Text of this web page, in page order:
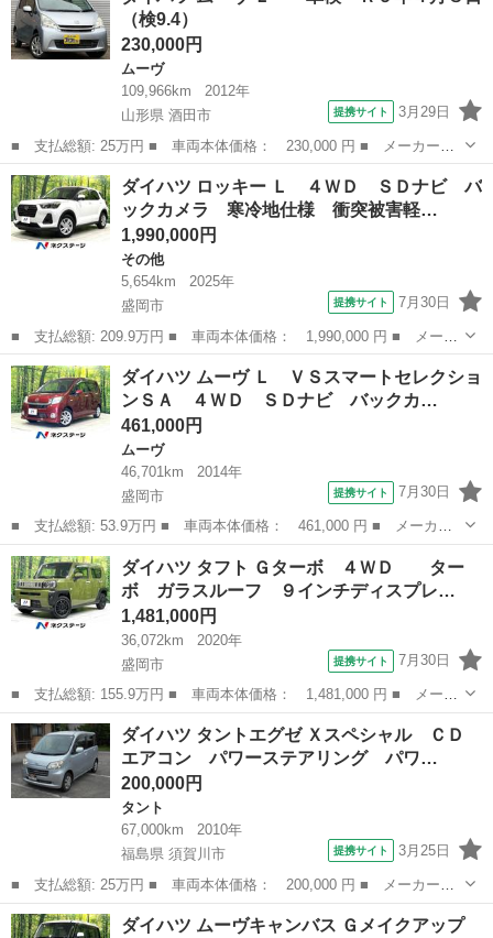
衝突回避支...
（検9.4）
230,000円
ムーヴ
109,966km
2012年
山形県 酒田市
提携サイト 3月29日
■ 支払総額: 25万円 ■ 車両本体価格： 230,000 円 ■ メーカー
名： ダイハツ ■ 車種名： ムーヴ ■ グレード名： Ｌ ＊車
検 Ｒ９年４月８日 ■ 排気量： 660cc ■ ドア枚数： 5D ■ ミッ
ショ...
山形 酒田市 ムーヴ
ダイハツ ロッキー Ｌ ４ＷＤ ＳＤナビ バ
ックカメラ 寒冷地仕様 衝突被害軽…
1,990,000円
その他
5,654km
2025年
盛岡市
提携サイト 7月30日
■ 支払総額: 209.9万円 ■ 車両本体価格： 1,990,000 円 ■ メーカ
ー名： ダイハツ ■ 車種名： ロッキー ■ グレード名： Ｌ ４
ＷＤ ＳＤナビ バックカメラ 寒冷地仕様 衝突被害軽減システ
ム 禁煙車...
岩手 盛岡市 その他
ダイハツ ムーヴ Ｌ ＶＳスマートセレクショ
ンＳＡ ４ＷＤ ＳＤナビ バックカ…
461,000円
ムーヴ
46,701km
2014年
盛岡市
提携サイト 7月30日
■ 支払総額: 53.9万円 ■ 車両本体価格： 461,000 円 ■ メーカー
名： ダイハツ ■ 車種名： ムーヴ ■ グレード名： Ｌ ＶＳス
マートセレクションＳＡ ４ＷＤ ＳＤナビ バックカメラ ＥＴ
Ｃ ドライブレ...
岩手 盛岡市 ムーヴ
ダイハツ タフト Ｇターボ ４ＷＤ ター
ボ ガラスルーフ ９インチディスプレ…
1,481,000円
36,072km
2020年
盛岡市
提携サイト 7月30日
■ 支払総額: 155.9万円 ■ 車両本体価格： 1,481,000 円 ■ メーカ
ー名： ダイハツ ■ 車種名： タフト ■ グレード名： Ｇター
ボ ４ＷＤ ターボ ガラスルーフ ９インチディスプレイ 全周
囲カメラ ...
岩手 盛岡市 ダイハツ
ダイハツ タントエグゼ Ｘスペシャル ＣＤ
エアコン パワーステアリング パワ…
200,000円
タント
67,000km
2010年
福島県 須賀川市
提携サイト 3月25日
■ 支払総額: 25万円 ■ 車両本体価格： 200,000 円 ■ メーカー
名： ダイハツ ■ 車種名： タントエグゼ ■ グレード名： Ｘス
ペシャル ＣＤ エアコン パワーステアリング パワーウインド
福島 須賀川市
ダイハツ ムーヴキャンバス Ｇメイクアップ